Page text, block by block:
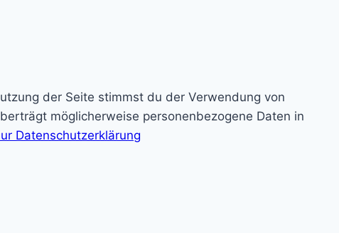
der Seite stimmst du der Verwendung von
möglicherweise personenbezogene Daten in
Datenschutzerklärung